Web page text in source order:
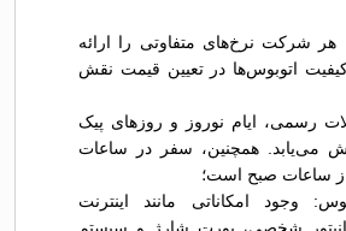
شرکت نرخ‌های متفاوتی را ارائه
اتوبوس‌ها در تعیین قیمت نقش
رسمی، ایام نوروز و روزهای پیک
می‌یابد. همچنین، سفر در ساعات
ساعات صبح است؛
وجود امکاناتی مانند اینترنت